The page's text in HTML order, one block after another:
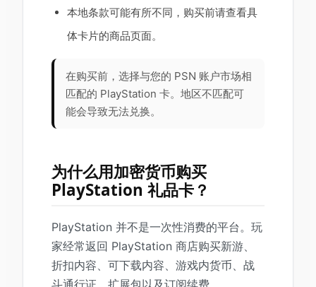
本地条款可能有所不同，购买前请查看具
体卡片的商品页面。
在购买前，选择与您的 PSN 账户市场相
匹配的 PlayStation 卡。地区不匹配可
能会导致无法兑换。
为什么用加密货币购买
PlayStation 礼品卡？
PlayStation 并不是一次性消费的平台。玩
家经常返回 PlayStation 商店购买新游、
折扣内容、可下载内容、游戏内货币、战
斗通行证、扩展包以及订阅续费。